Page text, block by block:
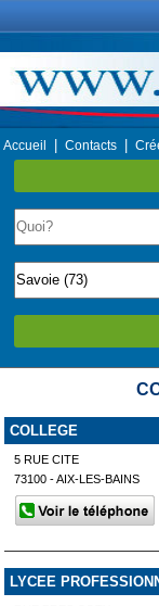
Accueil Contacts
COLLEGE
5 RUE CITE
73100 - AIX-LES-BAINS
LYCEE